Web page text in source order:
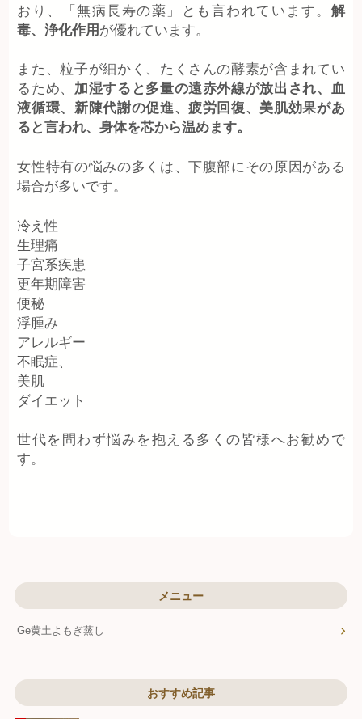
おり、「無病長寿の薬」とも言われています。 解
毒、浄化作用 が優れています。
また、粒子が細かく、たくさんの酵素が含まれてい
るため、 加湿すると多量の遠赤外線が放出され、血
液循環、新陳代謝の促進、疲労回復、美肌効果があ
ると言われ、身体を芯から温めます。
女性特有の悩みの多くは、下腹部にその原因がある
場合が多いです。
冷え性
生理痛
子宮系疾患
更年期障害
便秘
浮腫み
アレルギー
不眠症、
美肌
ダイエット
世代を問わず悩みを抱える多くの皆様へお勧めで
す。
メニュー
Ge黄土よもぎ蒸し
おすすめ記事